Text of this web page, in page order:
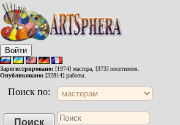
Войти
Зарегистрировано: [1974] мастера, [373] посетителя.
Опубликовано: [32814] работы.
Поиск по: